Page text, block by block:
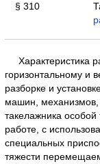
§ 310
Характеристика
горизонтальному и
разборке и
машин, механизмов,
такелажника особой
работе, с
специальных
тяжести